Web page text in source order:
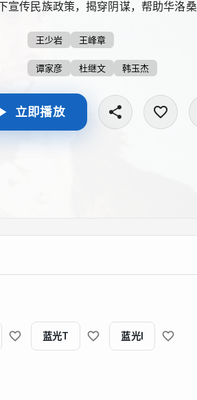
宣传民族政策，揭穿阴谋，帮助华洛
王少岩 王峰章
谭家彦 杜继文 韩玉杰
立即播放
蓝光T 蓝光I